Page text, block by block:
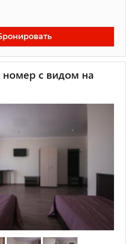
номер с видом на